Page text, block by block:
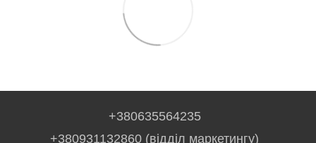
+380635564235
+380931132860 (відділ маркетингу)